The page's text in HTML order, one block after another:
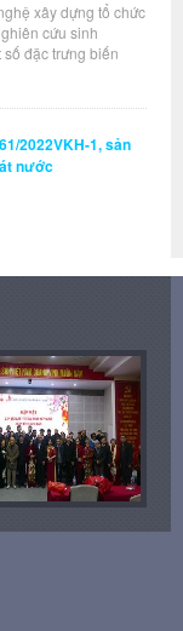
xây dựng tổ chức
cứu sinh
đặc trưng biến
2022VKH-1, sản
nước